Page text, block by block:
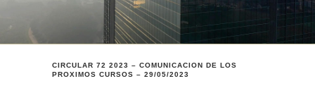
CIRCULAR 72 2023 – COMUNICACION DE LOS
PROXIMOS CURSOS – 29/05/2023